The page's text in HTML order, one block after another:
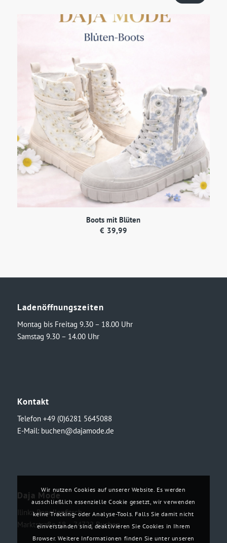
war:
ist:
Boots mit Blüten
€ 39,99
Ladenöffnungszeiten
Montag bis Freitag 9.30 – 18.00 Uhr
Samstag 9.30 – 14.00 Uhr
Kontakt
Telefon +49 (0)6281 5645088
E-Mail: buchen@dajamode.de
Daja Mode
Ilinka Ronellenfitsch
Marktstraße 18・74722 Buchen
Wir nutzen Cookies auf unserer Website. Es werden
ausschließlich essenzielle Cookie gesetzt, wir verwenden
keine Tracking- oder Analyse-Tools. Falls Sie damit nicht
einverstanden sind, deaktivieren Sie Cookies in Ihrem
Browser. Weitere Informationen finden Sie unter unseren